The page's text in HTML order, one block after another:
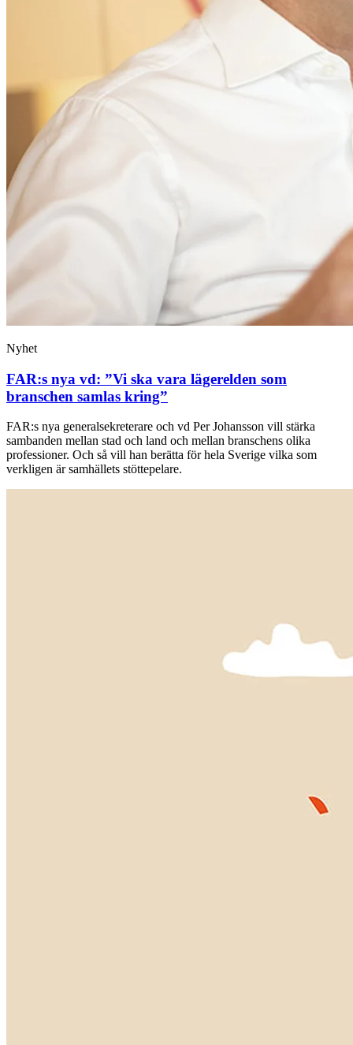
Nyhet
FAR:s nya vd: ”Vi ska vara lägerelden som
branschen samlas kring”
FAR:s nya generalsekreterare och vd Per Johansson vill stärka
sambanden mellan stad och land och mellan branschens olika
professioner. Och så vill han berätta för hela Sverige vilka som
verkligen är samhällets stöttepelare.